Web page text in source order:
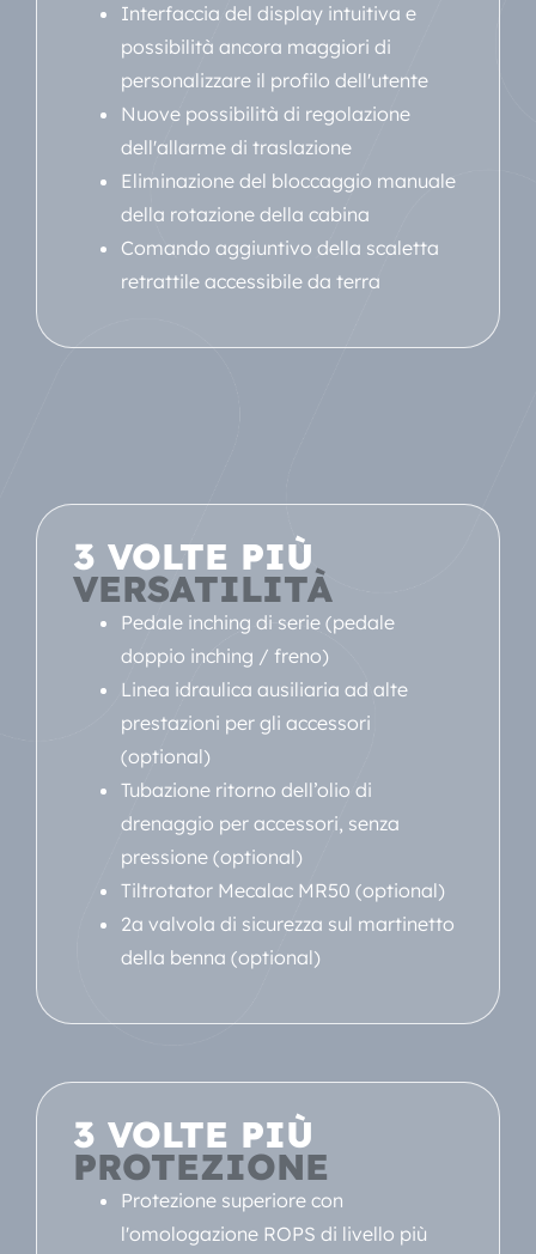
Interfaccia del display intuitiva e
possibilità ancora maggiori di
personalizzare il profilo dell'utente
Nuove possibilità di regolazione
dell'allarme di traslazione
Eliminazione del bloccaggio manuale
della rotazione della cabina
Comando aggiuntivo della scaletta
retrattile accessibile da terra
3 VOLTE PIÙ
VERSATILITÀ
Pedale inching di serie (pedale
doppio inching / freno)
Linea idraulica ausiliaria ad alte
prestazioni per gli accessori
(optional)
Tubazione ritorno dell’olio di
drenaggio per accessori, senza
pressione (optional)
Tiltrotator Mecalac MR50 (optional)
2a valvola di sicurezza sul martinetto
della benna (optional)
3 VOLTE PIÙ
PROTEZIONE
Protezione superiore con
l'omologazione ROPS di livello più